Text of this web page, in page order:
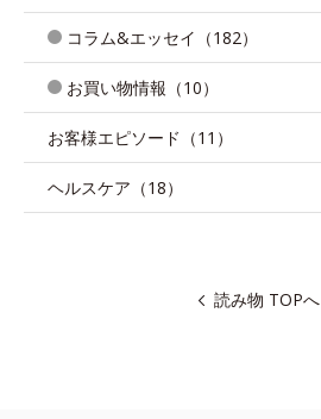
コラム&エッセイ（182）
お買い物情報（10）
お客様エピソード（11）
ヘルスケア（18）
読み物 TOPへ